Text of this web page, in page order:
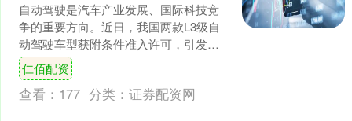
自动驾驶是汽车产业发展、国际科技竞
争的重要方向。近日，我国两款L3级自
动驾驶车型获附条件准入许可，引发广
泛讨论。 随着L3大幕拉开，产业充满热
情，社会充满期待。....
仁佰配资
查看： 177 分类： 证券配资网